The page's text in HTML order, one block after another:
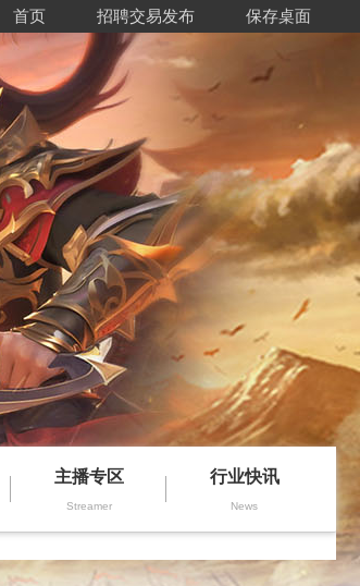
首页 招聘交易发布 保存桌面
主播专区
Streamer
行业快讯
News